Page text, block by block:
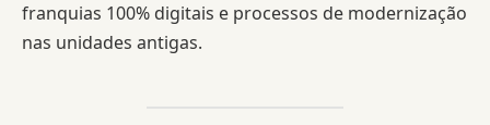
franquias 100% digitais e processos de modernização
nas unidades antigas.